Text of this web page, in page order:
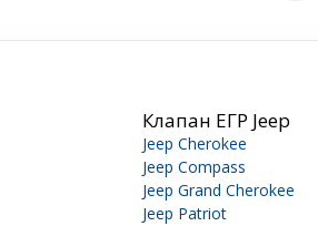
Клапан ЕГР Jeep
Jeep Cherokee
Jeep Compass
Jeep Grand Cherokee
Jeep Patriot